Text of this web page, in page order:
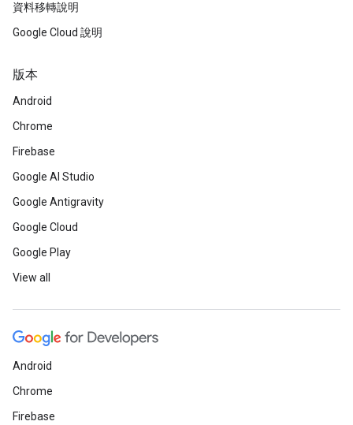
資料移轉說明
Google Cloud 說明
版本
Android
Chrome
Firebase
Google AI Studio
Google Antigravity
Google Cloud
Google Play
View all
Android
Chrome
Firebase